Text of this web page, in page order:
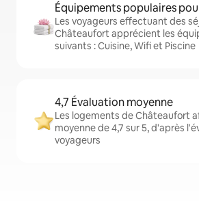
Équipements populaires
Les voyageurs effectuant des
Châteaufort apprécient les
suivants : Cuisine, Wifi et Piscine
4,7 Évaluation moyenne
Les logements de Châteaufort
moyenne de 4,7 sur 5, d'après
voyageurs